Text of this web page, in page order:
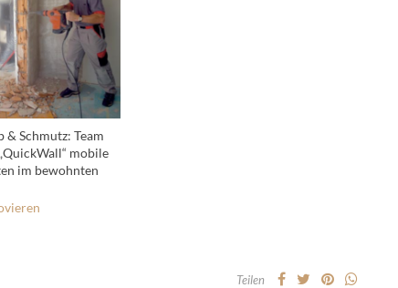
& Schmutz: Team
mobile
im bewohnten
Teilen